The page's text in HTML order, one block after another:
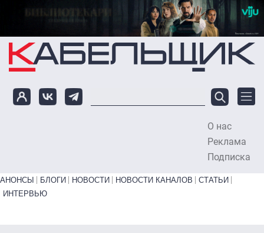
Перейти к основному содержанию
О нас
Реклама
Подписка
Primary links bottom
АНОНСЫ БЛОГИ НОВОСТИ НОВОСТИ КАНАЛОВ
СТАТЬИ
ИНТЕРВЬЮ